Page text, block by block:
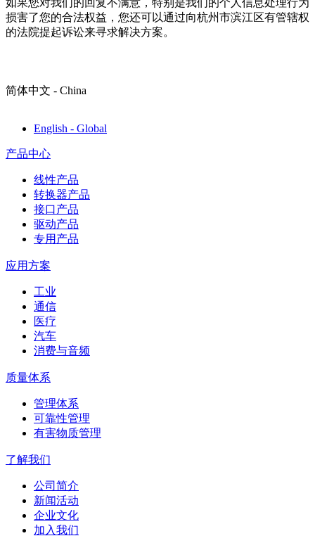
损害了您的合法权益，您还可以通过向杭州市滨江区有管辖权
的法院提起诉讼来寻求解决方案。
简体中文 - China
English - Global
产品中心
线性产品
转换器产品
接口产品
驱动产品
专用产品
应用方案
工业
通信
医疗
汽车
消费与音频
质量体系
管理体系
可靠性管理
有害物质管理
了解我们
公司简介
新闻活动
企业文化
加入我们